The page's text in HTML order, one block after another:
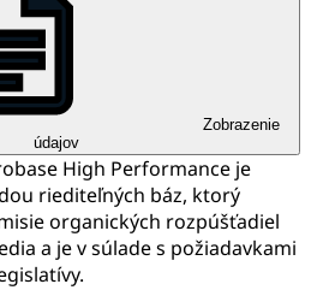
Zobrazenie
údajov
High Performance je
riediteľných báz, ktorý
organických rozpúšťadiel
a je v súlade s požiadavkami